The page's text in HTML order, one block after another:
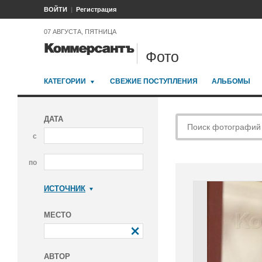
ВОЙТИ Регистрация
07 АВГУСТА, ПЯТНИЦА
Фото
КАТЕГОРИИ СВЕЖИЕ ПОСТУПЛЕНИЯ АЛЬБОМЫ
ДАТА
с
по
ИСТОЧНИК
МЕСТО
АВТОР